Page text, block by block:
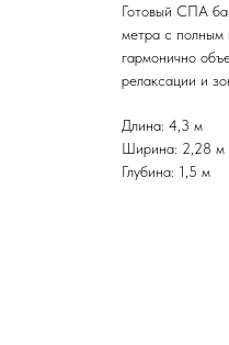
Готовый СПА
метра с полным
гармонично
релаксации и
Длина: 4,3 м
Ширина: 2,28 м
Глубина: 1,5 м